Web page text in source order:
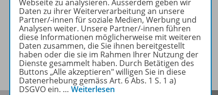
Informationen
Video zu folgenden Werken
Webseite zu analysieren. Ausserdem geben wir
Daten zu ihrer Weiterverarbeitung an unsere
Partner/-innen für soziale Medien, Werbung und
Analysen weiter. Unsere Partner/-innen führen
diese Informationen möglicherweise mit weiteren
Daten zusammen, die Sie ihnen bereitgestellt
haben oder die sie im Rahmen Ihrer Nutzung der
Dienste gesammelt haben. Durch Betätigen des
Buttons „Alle akzeptieren" willigen Sie in diese
Datenerhebung gemäss Art. 6 Abs. 1 S. 1 a)
DSGVO ein. … Weiterlesen